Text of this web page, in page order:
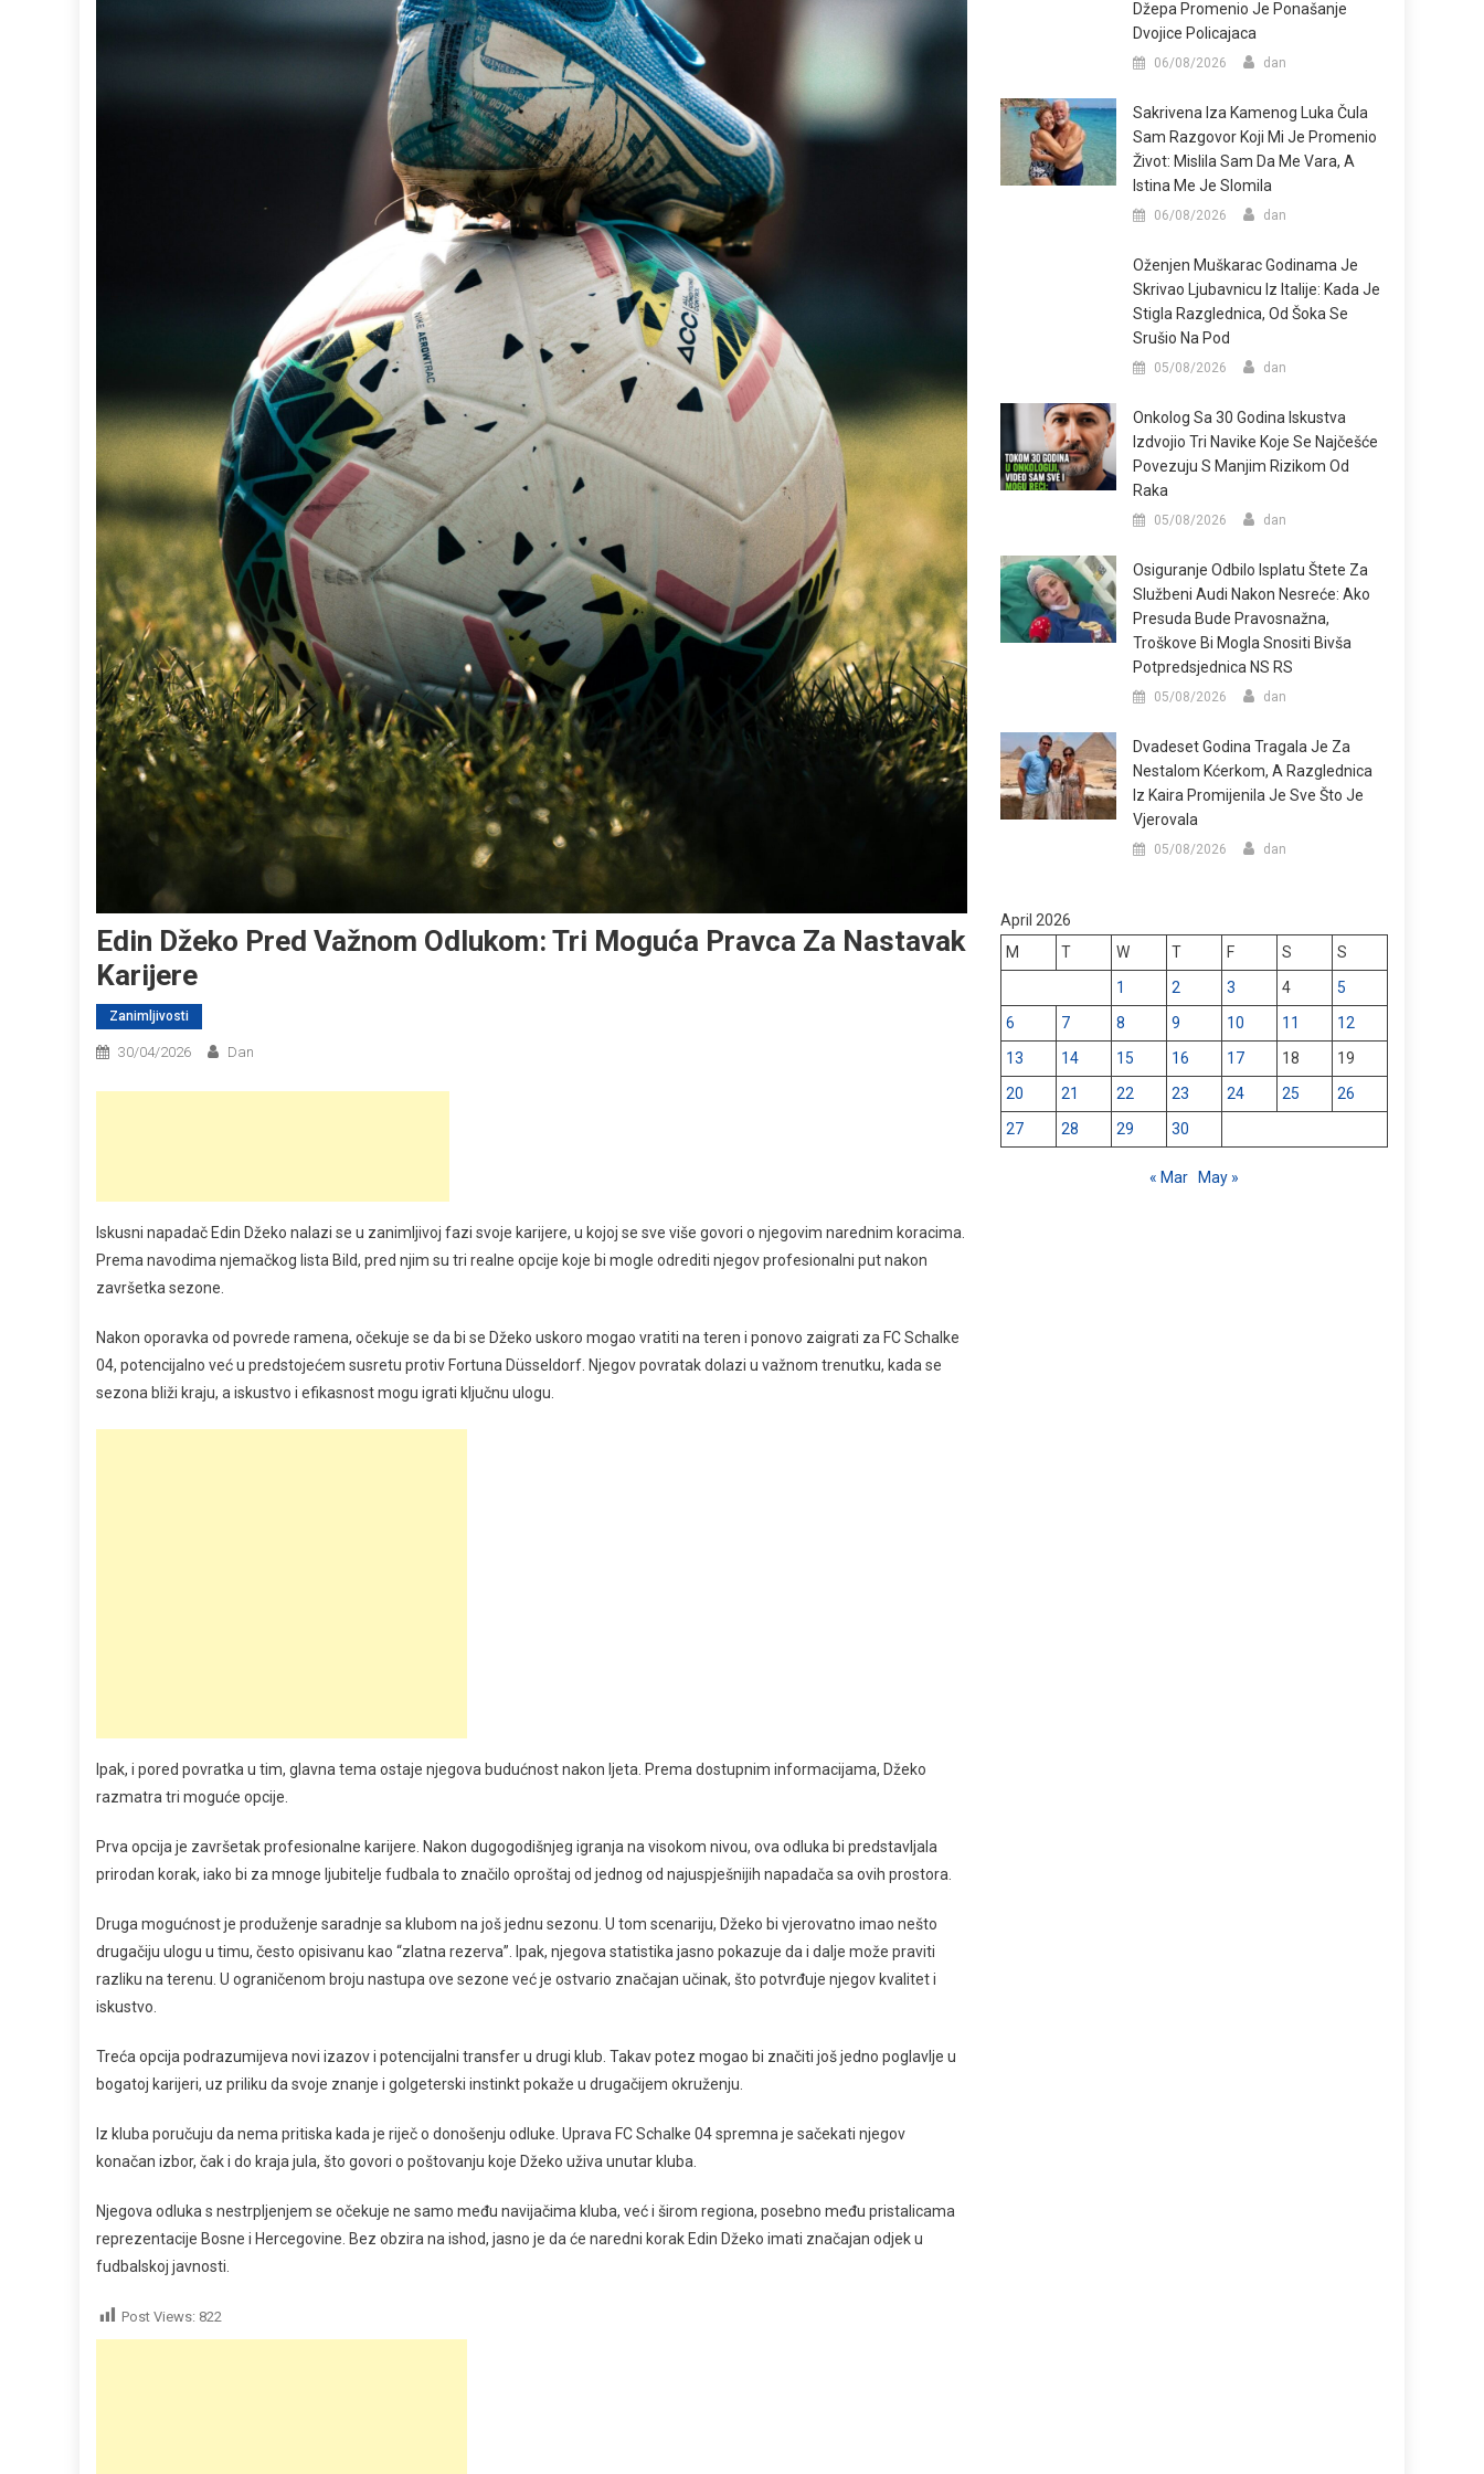
Edin Džeko Pred Važnom Odlukom: Tri Moguća Pravca Za Nastavak
Karijere
Zanimljivosti
30/04/2026 Dan
Iskusni napadač Edin Džeko nalazi se u zanimljivoj fazi svoje karijere, u kojoj se sve više govori o njegovim narednim koracima.
Prema navodima njemačkog lista Bild, pred njim su tri realne opcije koje bi mogle odrediti njegov profesionalni put nakon
završetka sezone.
Nakon oporavka od povrede ramena, očekuje se da bi se Džeko uskoro mogao vratiti na teren i ponovo zaigrati za FC Schalke
04, potencijalno već u predstojećem susretu protiv Fortuna Düsseldorf. Njegov povratak dolazi u važnom trenutku, kada se
sezona bliži kraju, a iskustvo i efikasnost mogu igrati ključnu ulogu.
Ipak, i pored povratka u tim, glavna tema ostaje njegova budućnost nakon ljeta. Prema dostupnim informacijama, Džeko
razmatra tri moguće opcije.
Prva opcija je završetak profesionalne karijere. Nakon dugogodišnjeg igranja na visokom nivou, ova odluka bi predstavljala
prirodan korak, iako bi za mnoge ljubitelje fudbala to značilo oproštaj od jednog od najuspješnijih napadača sa ovih prostora.
Druga mogućnost je produženje saradnje sa klubom na još jednu sezonu. U tom scenariju, Džeko bi vjerovatno imao nešto
drugačiju ulogu u timu, često opisivanu kao “zlatna rezerva”. Ipak, njegova statistika jasno pokazuje da i dalje može praviti
razliku na terenu. U ograničenom broju nastupa ove sezone već je ostvario značajan učinak, što potvrđuje njegov kvalitet i
iskustvo.
Treća opcija podrazumijeva novi izazov i potencijalni transfer u drugi klub. Takav potez mogao bi značiti još jedno poglavlje u
bogatoj karijeri, uz priliku da svoje znanje i golgeterski instinkt pokaže u drugačijem okruženju.
Iz kluba poručuju da nema pritiska kada je riječ o donošenju odluke. Uprava FC Schalke 04 spremna je sačekati njegov
konačan izbor, čak i do kraja jula, što govori o poštovanju koje Džeko uživa unutar kluba.
Njegova odluka s nestrpljenjem se očekuje ne samo među navijačima kluba, već i širom regiona, posebno među pristalicama
reprezentacije Bosne i Hercegovine. Bez obzira na ishod, jasno je da će naredni korak Edin Džeko imati značajan odjek u
fudbalskoj javnosti.
Post Views: 822
Džepa Promenio Je Ponašanje
Dvojice Policajaca
06/08/2026 dan
Sakrivena Iza Kamenog Luka Čula
Sam Razgovor Koji Mi Je Promenio
Život: Mislila Sam Da Me Vara, A
Istina Me Je Slomila
06/08/2026 dan
Oženjen Muškarac Godinama Je
Skrivao Ljubavnicu Iz Italije: Kada Je
Stigla Razglednica, Od Šoka Se
Srušio Na Pod
05/08/2026 dan
Onkolog Sa 30 Godina Iskustva
Izdvojio Tri Navike Koje Se Najčešće
Povezuju S Manjim Rizikom Od
Raka
05/08/2026 dan
Osiguranje Odbilo Isplatu Štete Za
Službeni Audi Nakon Nesreće: Ako
Presuda Bude Pravosnažna,
Troškove Bi Mogla Snositi Bivša
Potpredsjednica NS RS
05/08/2026 dan
Dvadeset Godina Tragala Je Za
Nestalom Kćerkom, A Razglednica
Iz Kaira Promijenila Je Sve Što Je
Vjerovala
05/08/2026 dan
April 2026
M
T W T F S
S
1
2 3 4
5
6
7 8 9 10 11
12
13
14 15 16 17 18
19
20
21 22 23 24 25
26
27
28 29 30
« Mar May »